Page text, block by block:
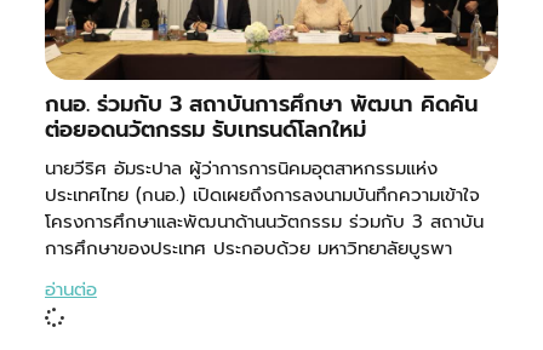
กนอ. ร่วมกับ 3 สถาบันการศึกษา พัฒนา คิดค้น
ต่อยอดนวัตกรรม รับเทรนด์โลกใหม่
นายวีริศ อัมระปาล ผู้ว่าการการนิคมอุตสาหกรรมแห่ง
ประเทศไทย (กนอ.) เปิดเผยถึงการลงนามบันทึกความเข้าใจ
โครงการศึกษาและพัฒนาด้านนวัตกรรม ร่วมกับ 3 สถาบัน
การศึกษาของประเทศ ประกอบด้วย มหาวิทยาลัยบูรพา
อ่านต่อ